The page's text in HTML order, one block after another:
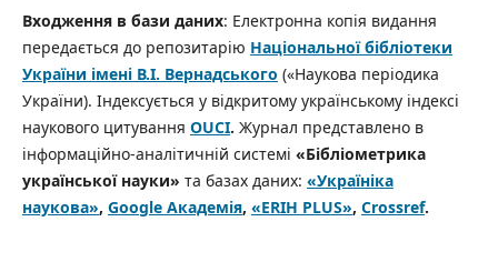
Входження в бази даних: Електронна копія видання
передається до репозитарію Національної бібліотеки
України імені В.І. Вернадського («Наукова періодика
України). Індексується у відкритому українському індексі
наукового цитування OUCI. Журнал представлено в
інформаційно-аналітичній системі «Бібліометрика
української науки» та базах даних: «Україніка
наукова», Google Академія, «ERIH PLUS», Crossref.